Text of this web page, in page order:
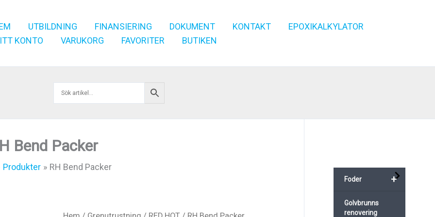
UTBILDNING FINANSIERING DOKUMENT KONTAKT
EPOXIKALKYLATOR
KONTO
VARUKORG FAVORITER BUTIKEN
Bend Packer
Produkter RH Bend Packer
+
Foder
Golvbrunns
renovering